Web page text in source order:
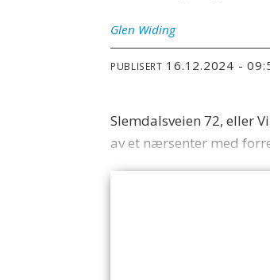
Glen Widing
PUBLISERT 16.12.2024 -
Slemdalsveien 72, eller
av et nærsenter med